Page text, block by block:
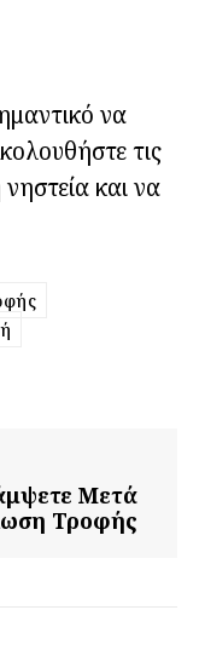
να
τις
και να
Μετά
Τροφής